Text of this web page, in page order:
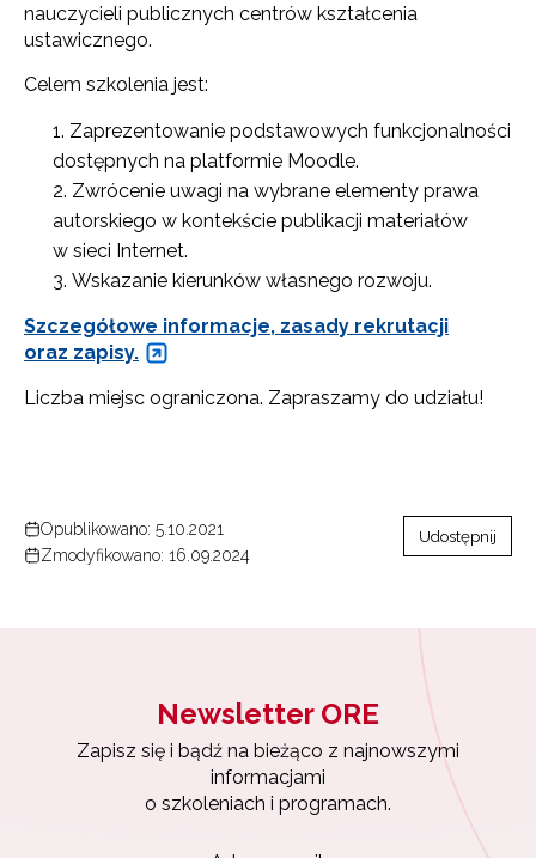
nauczycieli publicznych centrów kształcenia
ustawicznego.
Celem szkolenia jest:
Zaprezentowanie podstawowych funkcjonalności
dostępnych na platformie Moodle.
Zwrócenie uwagi na wybrane elementy prawa
autorskiego w kontekście publikacji materiałów
w sieci Internet.
Wskazanie kierunków własnego rozwoju.
Szczegółowe informacje, zasady rekrutacji
oraz zapisy.
Liczba miejsc ograniczona. Zapraszamy do udziału!
Opublikowano: 5.10.2021
Zmodyfikowano: 16.09.2024
Udostępnij
Newsletter ORE
Zapisz się i bądź na bieżąco z najnowszymi
informacjami
o szkoleniach i programach.